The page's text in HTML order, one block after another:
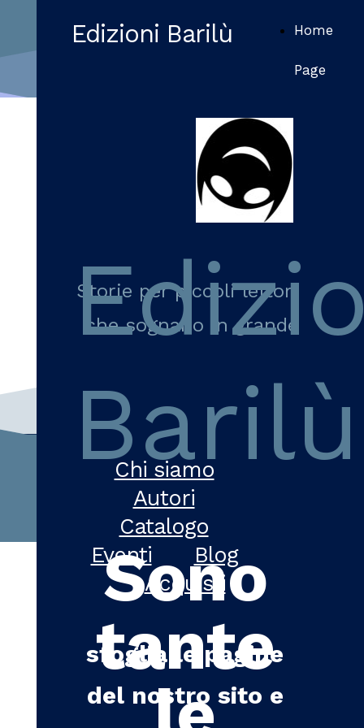
Home
Page
Edizioni Barilù
Barilù
Storie per piccoli lettori
che sognano in grande
Chi siamo
Autori
Catalogo
Eventi
Blog
Acquisti
Sono
tante
sfoglia le pagine
del nostro sito e